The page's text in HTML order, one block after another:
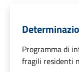
Programma di
fragili residenti